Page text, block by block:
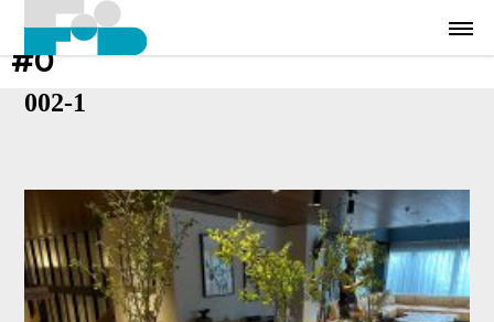
#0
002-1